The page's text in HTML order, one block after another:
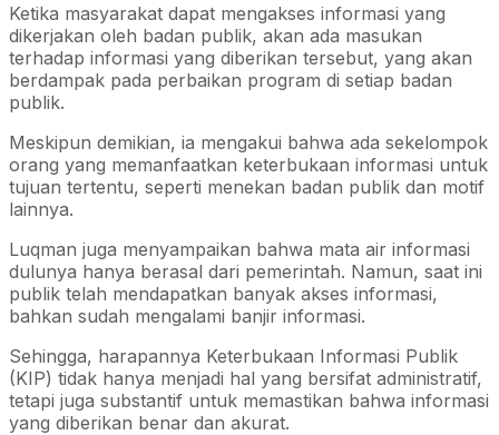
Ketika masyarakat dapat mengakses informasi yang
dikerjakan oleh badan publik, akan ada masukan
terhadap informasi yang diberikan tersebut, yang akan
berdampak pada perbaikan program di setiap badan
publik.
Meskipun demikian, ia mengakui bahwa ada sekelompok
orang yang memanfaatkan keterbukaan informasi untuk
tujuan tertentu, seperti menekan badan publik dan motif
lainnya.
Luqman juga menyampaikan bahwa mata air informasi
dulunya hanya berasal dari pemerintah. Namun, saat ini
publik telah mendapatkan banyak akses informasi,
bahkan sudah mengalami banjir informasi.
Sehingga, harapannya Keterbukaan Informasi Publik
(KIP) tidak hanya menjadi hal yang bersifat administratif,
tetapi juga substantif untuk memastikan bahwa informasi
yang diberikan benar dan akurat.